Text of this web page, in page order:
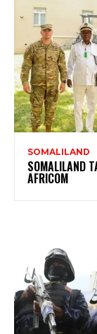
SOMALILAND
SOMALILAND
AFRICOM